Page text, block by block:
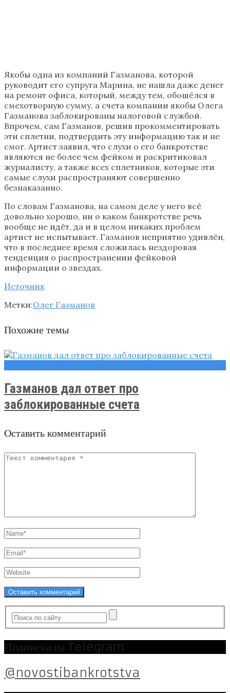
Якобы одна из компаний Газманова, которой
руководит его супруга Марина, не нашла даже денег
на ремонт офиса, который, между тем, обошёлся в
смехотворную сумму, а счета компании якобы Олега
Газманова заблокированы налоговой службой.
Впрочем, сам Газманов, решив прокомментировать
эти сплетни, подтвердить эту информацию так и не
смог. Артист заявил, что слухи о его банкротстве
являются не более чем фейком и раскритиковал
журналисту, а также всех сплетников, которые эти
самые слухи распространяют совершенно
безнаказанно.
По словам Газманова, на самом деле у него всё
довольно хорошо, ни о каком банкротстве речь
вообще не идёт, да и в целом никаких проблем
артист не испытывает. Газманов неприятно удивлён,
что в последнее время сложилась нездоровая
тенденция о распространении фейковой
информации о звездах.
Источник
Метки:Олег Газманов
Похожие темы
Газманов дал ответ про
заблокированные счета
Оставить комментарий
Подписка на Telegram
@novostibankrotstva